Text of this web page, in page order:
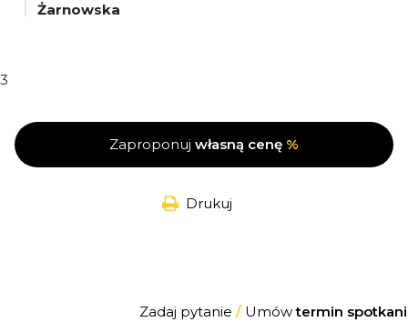
Żarnowska
3
Zaproponuj własną cenę %
Drukuj
Zadaj pytanie /Umówtermin